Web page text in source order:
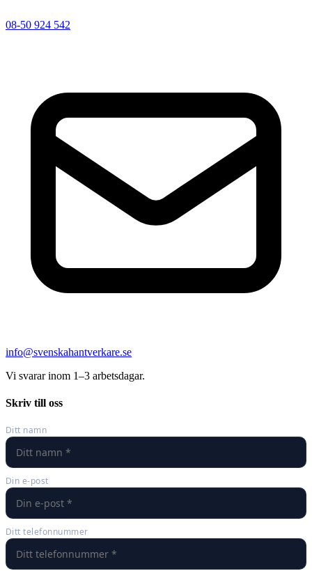
08-50 924 542
info@svenskahantverkare.se
Vi svarar inom 1–3 arbetsdagar.
Skriv till oss
Ditt namn
Din e-post
Ditt telefonnummer